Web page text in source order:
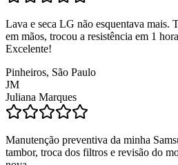
Lava e seca LG não esquentava mais.
em mãos, trocou a resistência em 1
Excelente!
Pinheiros, São Paulo
JM
Juliana Marques
Manutenção preventiva da minha
tambor, troca dos filtros e revisão do